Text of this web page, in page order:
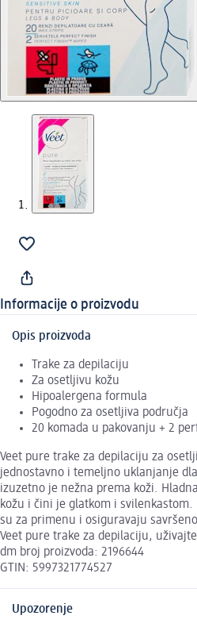
Informacije o proizvodu
Opis proizvoda
Trake za depilaciju
Za osetljivu kožu
Hipoalergena formula
Pogodno za osetljiva područja
20 komada u pakovanju + 2
Veet pure trake za depilaciju za
jednostavno i temeljno uklanjanje
izuzetno je nežna prema koži.
kožu i čini je glatkom i
su za primenu i osiguravaju
Veet pure trake za depilaciju,
dm broj proizvoda: 2196644
GTIN: 5997321774527
Upozorenje